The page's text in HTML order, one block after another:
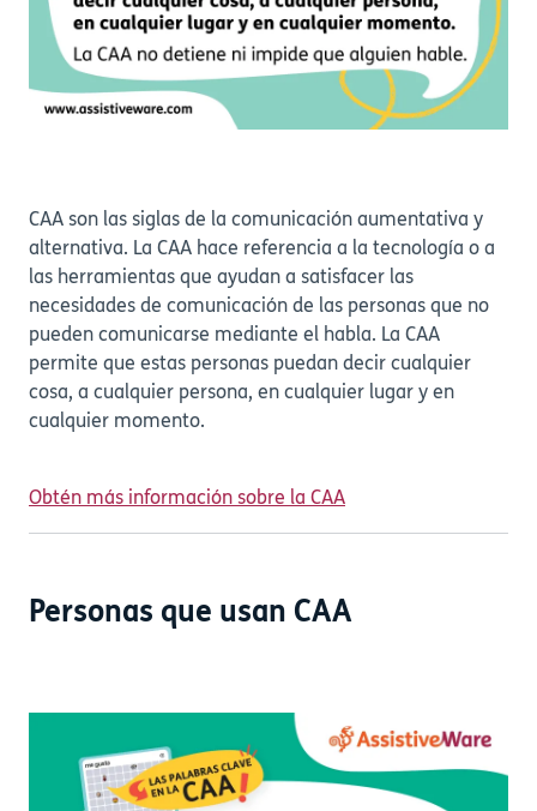
CAA son las siglas de la comunicación aumentativa y
alternativa. La CAA hace referencia a la tecnología o a
las herramientas que ayudan a satisfacer las
necesidades de comunicación de las personas que no
pueden comunicarse mediante el habla. La CAA
permite que estas personas puedan decir cualquier
cosa, a cualquier persona, en cualquier lugar y en
cualquier momento.
Obtén más información sobre la CAA
Personas que usan CAA